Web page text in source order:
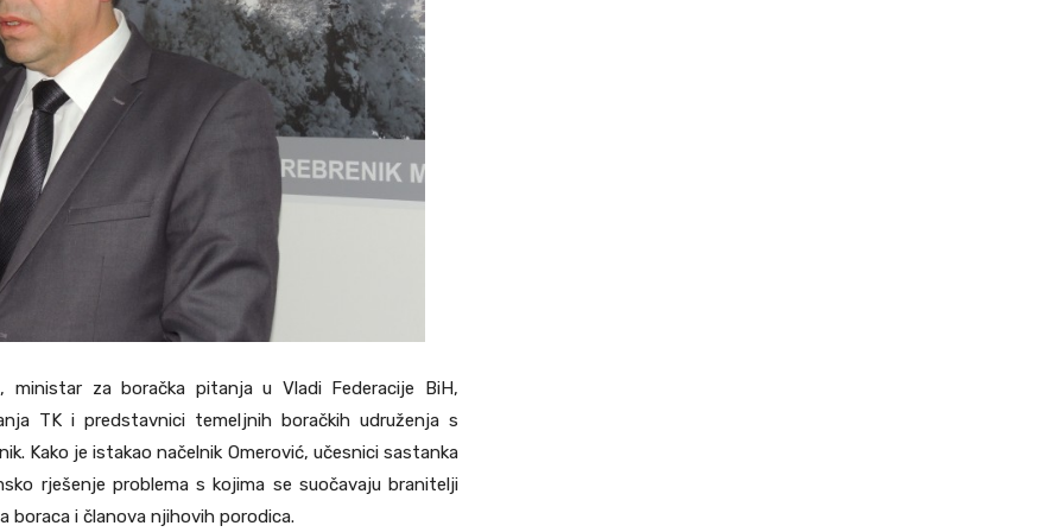
ministar za boračka pitanja u Vladi Federacije BiH,
TK i predstavnici temeljnih boračkih udruženja s
Kako je istakao načelnik Omerović, učesnici sastanka
rješenje problema s kojima se suočavaju branitelji
boraca i članova njihovih porodica.